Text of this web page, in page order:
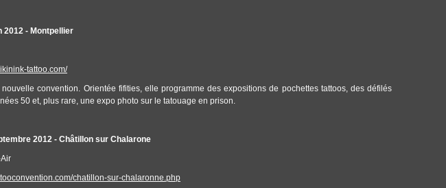
2012 - Montpellier
tattoo.com/
nouvelle convention. Orientée fifities, elle programme des expositions de pochettes tattoos, des défilés
50 et, plus rare, une expo photo sur le tatouage en prison.
2012 - Châtillon sur Chalarone
chatillon-sur-chalaronne.php